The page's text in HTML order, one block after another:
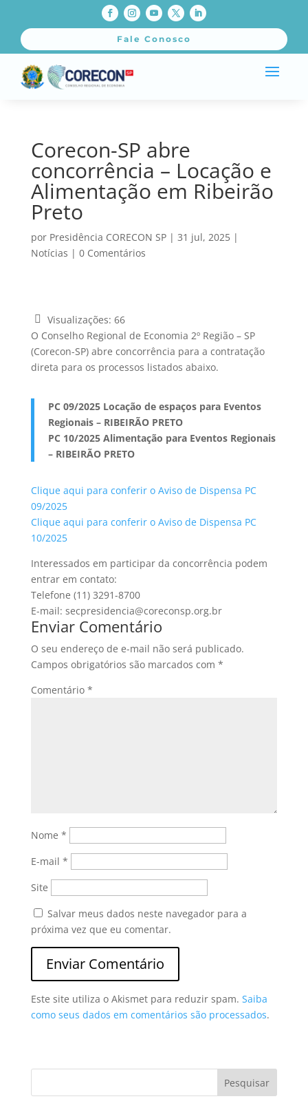
Fale Conosco
Corecon-SP abre
concorrência – Locação e
Alimentação em Ribeirão
Preto
por Presidência CORECON SP| 31 jul, 2025|
Notícias | 0 Comentários
Visualizações: 66
O Conselho Regional de Economia 2º Região – SP
(Corecon-SP) abre concorrência para a contratação
direta para os processos listados abaixo.
PC 09/2025 Locação de espaços para Eventos
Regionais – RIBEIRÃO PRETO
PC 10/2025 Alimentação para Eventos Regionais
– RIBEIRÃO PRETO
Clique aqui para conferir o Aviso de Dispensa PC
09/2025
Clique aqui para conferir o Aviso de Dispensa PC
10/2025
Interessados em participar da concorrência podem
entrar em contato:
Telefone (11) 3291-8700
E-mail: secpresidencia@coreconsp.org.br
Enviar Comentário
O seu endereço de e-mail não será publicado.
Campos obrigatórios são marcados com *
Comentário *
Nome *
E-mail *
Site
Salvar meus dados neste navegador para a
próxima vez que eu comentar.
Este site utiliza o Akismet para reduzir spam. Saiba
como seus dados em comentários são processados.
Pesquisar